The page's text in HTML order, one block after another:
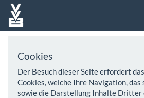
Cookies
Der Besuch dieser Seite erfordert
Cookies, welche Ihre Navigation, das
sowie die Darstellung Inhalte Dritter